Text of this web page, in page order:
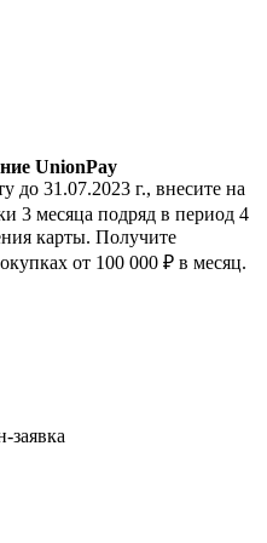
UnionPay
до 31.07.2023 г., внесите на
3 месяца подряд в период 4
карты. Получите
от 100 000 ₽ в месяц.
заявка